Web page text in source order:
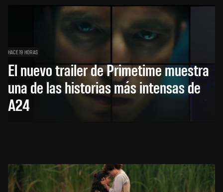
HACE 19 HORAS
El nuevo trailer de Primetime muestra
una de las historias más intensas de
A24